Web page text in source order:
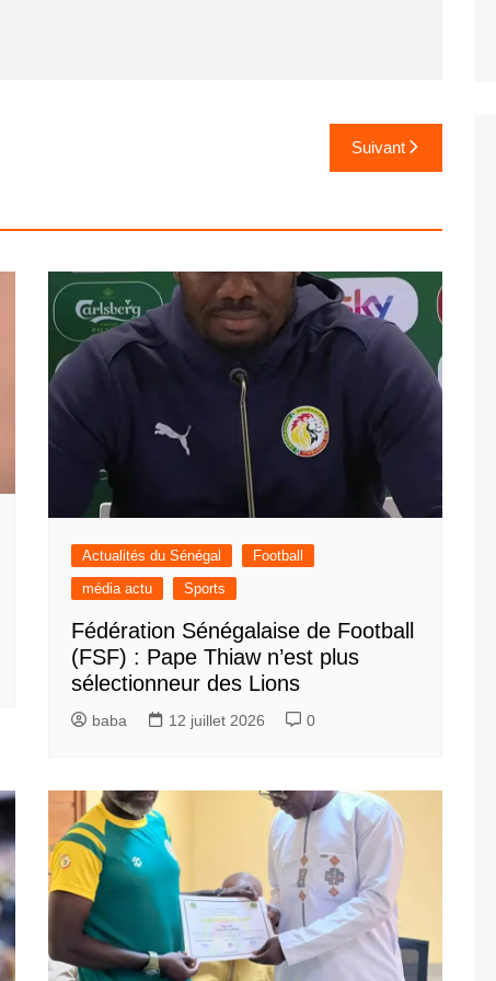
Suivant
Actualités du Sénégal
Football
média actu
Sports
Fédération Sénégalaise de Football
(FSF) : Pape Thiaw n’est plus
sélectionneur des Lions
baba 12 juillet 2026 0